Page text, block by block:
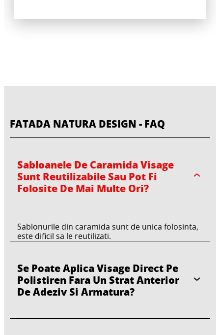
CERESIT CT 710 VISAGE
GRANITE - Design Plaster
CERESIT CT 720 VISAGE
CERESIT CT 720 VISAGE TENCUIALA
DECORATIVA CU DESIGN DE LEMN -
CERESIT CT 721 VISAGE VOPSEA
DECORATIVA COLOAREA LEMNULUI
CERESIT CT 722 VISAGE AGENT ANTI-
FATADA NATURA DESIGN - FAQ
Sabloanele De Caramida Visage
Sunt Reutilizabile Sau Pot Fi
Folosite De Mai Multe Ori?
Sablonurile din caramida sunt de unica folosinta,
este dificil sa le reutilizati.
Se Poate Aplica Visage Direct Pe
Polistiren Fara Un Strat Anterior
De Adeziv Si Armatura?